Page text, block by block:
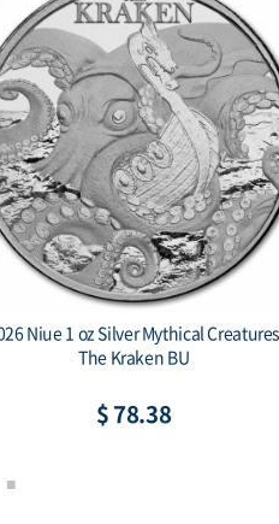
Niue 1 oz Silver Mythical Creatures
The Kraken BU
$ 78.38